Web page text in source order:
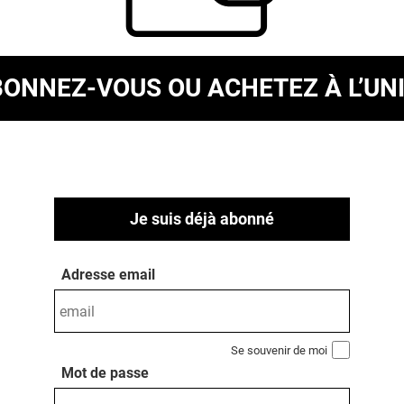
VOUS OU ACHETEZ À
Je suis déjà abonné
Adresse email
Se souvenir de moi
Mot de passe